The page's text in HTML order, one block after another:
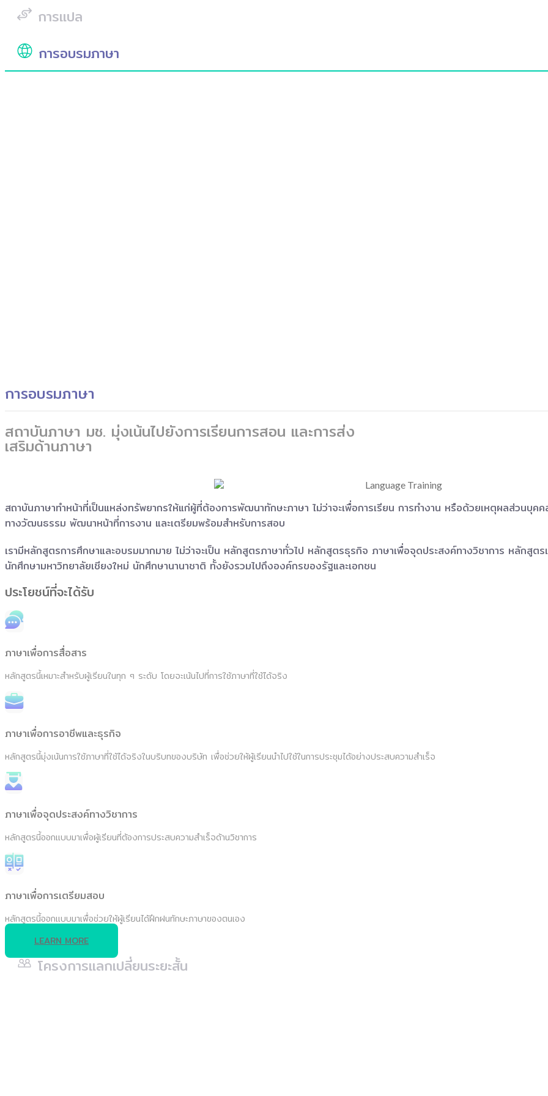
การแปล
การอบรมภาษา
การอบรมภาษา
สถาบันภาษา มช. มุ่งเน้นไปยังการเรียนการสอน และการส่ง
เสริมด้านภาษา
สถาบันภาษาทำหน้าที่เป็นแหล่งทรัพยากรให้แก่ผู้ที่ต้องการพัฒนาทักษะภาษา ไม่ว่าจะเพื่อการเรียน การทำงาน หรือด้วยเหตุผลส่วนบุค
ทางวัฒนธรรม พัฒนาหน้าที่การงาน และเตรียมพร้อมสำหรับการสอบ
เรามีหลักสูตรการศึกษาและอบรมมากมาย ไม่ว่าจะเป็น หลักสูตรภาษาทั่วไป หลักสูตรธุรกิจ ภาษาเพื่อจุดประสงค์ทางวิชาการ หลักสู
นักศึกษามหาวิทยาลัยเชียงใหม่ นักศึกษานานาชาติ ทั้งยังรวมไปถึงองค์กรของรัฐและเอกชน
ประโยชน์ที่จะได้รับ
ภาษาเพื่อการสื่อสาร
หลักสูตรนี้เหมาะสำหรับผู้เรียนในทุก ๆ ระดับ โดยจะเน้นไปที่การใช้ภาษาที่ใช้ได้จริง
ภาษาเพื่อการอาชีพและธุรกิจ
หลักสูตรนี้มุ่งเน้นการใช้ภาษาที่ใช้ได้จริงในบริบทของบริษัท เพื่อช่วยให้ผู้เรียนนำไปใช้ในการประชุมได้อย่างประสบความสำเร็จ
ภาษาเพื่อจุดประสงค์ทางวิชาการ
หลักสูตรนี้ออกแบบมาเพื่อผู้เรียนที่ต้องการประสบความสำเร็จด้านวิชาการ
ภาษาเพื่อการเตรียมสอบ
หลักสูตรนี้ออกแบบมาเพื่อช่วยให้ผู้เรียนได้ฝึกฝนทักษะภาษาของตนเอง
LEARN MORE
โครงการแลกเปลี่ยนระยะสั้น